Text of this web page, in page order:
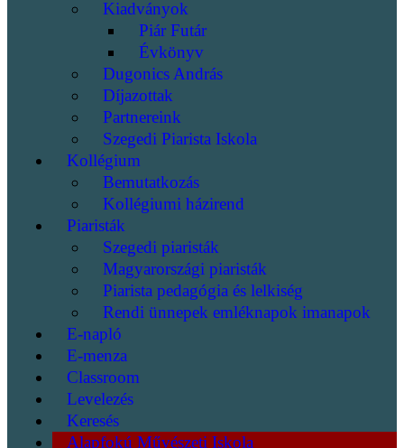
Kiadványok
Piár Futár
Évkönyv
Dugonics András
Díjazottak
Partnereink
Szegedi Piarista Iskola
Kollégium
Bemutatkozás
Kollégiumi házirend
Piaristák
Szegedi piaristák
Magyarországi piaristák
Piarista pedagógia és lelkiség
Rendi ünnepek emléknapok imanapok
E-napló
E-menza
Classroom
Levelezés
Keresés
Alapfokú Művészeti Iskola